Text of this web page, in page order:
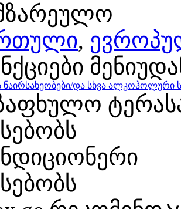
,
ნაირსახეობები/და სხვა ალკოჰოლური